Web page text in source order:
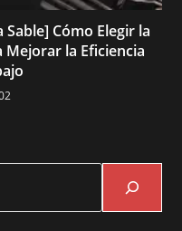
Cómo Elegir la
Mejorar la Eficiencia